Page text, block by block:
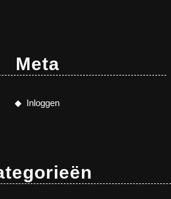
Meta
Inloggen